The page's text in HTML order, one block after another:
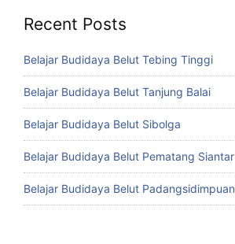
Recent Posts
Belajar Budidaya Belut Tebing Tinggi
Belajar Budidaya Belut Tanjung Balai
Belajar Budidaya Belut Sibolga
Belajar Budidaya Belut Pematang Siantar
Belajar Budidaya Belut Padangsidimpuan